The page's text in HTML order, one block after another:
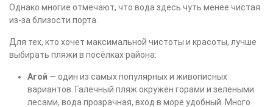
Однако многие отмечают, что вода здесь чуть менее чистая
из-за близости порта.
Для тех, кто хочет максимальной чистоты и красоты, лучше
выбирать пляжи в посёлках района:
Агой — один из самых популярных и живописных
вариантов. Галечный пляж окружён горами и зелёными
лесами, вода прозрачная, вход в море удобный. Много